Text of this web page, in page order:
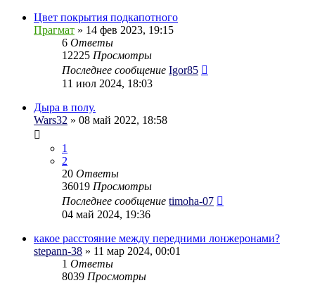
Цвет покрытия подкапотного
Прагмат » 14 фев 2023, 19:15
6 Ответы
12225 Просмотры
Последнее сообщение Igor85
11 июл 2024, 18:03
Дыра в полу.
Wars32 » 08 май 2022, 18:58
1
2
20 Ответы
36019 Просмотры
Последнее сообщение timoha-07
04 май 2024, 19:36
какое расстояние между передними лонжеронами?
stepann-38 » 11 мар 2024, 00:01
1 Ответы
8039 Просмотры